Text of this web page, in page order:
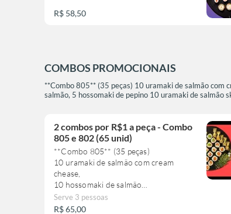
R$ 58,50
COMBOS PROMOCIONAIS
**Combo 805** (35 peças) 10 uramaki de salmão com
salmão, 5 hossomaki de pepino 10 uramaki de salmão
2 combos por R$1 a peça - Combo
805 e 802 (65 unid)
**Combo 805** (35 peças)
10 uramaki de salmão com cream
chease,
10 hossomaki de salmão
10 uramaki de salmão skin com tarê.
5 niguiri salmão skin com tarê
Serve 3 pessoas
R$ 65,00